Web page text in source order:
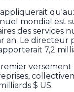
mondial est
des services
an. Le
7,2
versement
$ US.